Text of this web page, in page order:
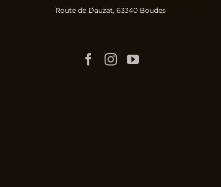
Route de Dauzat, 63340 Boudes